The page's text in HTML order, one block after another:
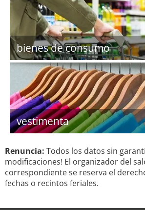
bienes de consumo
vestimenta
Renuncia: Todos los datos sin
modificaciones! El organizador del
correspondiente se reserva el
fechas o recintos feriales.